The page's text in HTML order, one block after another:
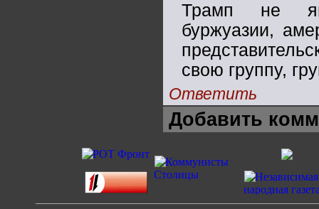
Трамп не
буржуазии,
свою группу,
Ответить
Добавить